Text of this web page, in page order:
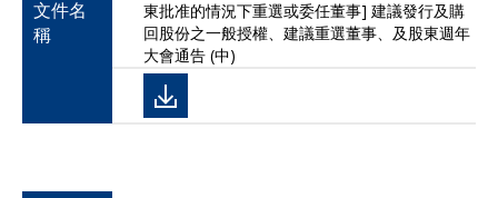
文件名
稱
東批准的情況下重選或委任董事] 建議發行及購
回股份之一般授權、建議重選董事、及股東週年
大會通告 (中)